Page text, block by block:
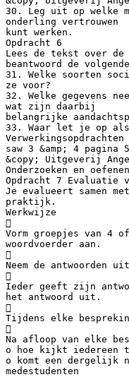
30. Leg uit op welke
onderling vertrouwen
kunt werken.
Opdracht 6
Lees de tekst over
beantwoord de
31. Welke soorten
ze voor?
32. Welke gegevens
wat zijn daarbij
belangrijke
33. Waar let je op
saw 3 &amp; 4 pagina 5
&copy; Uitgeverij
Onderzoeken en oefenen
Opdracht 7 Evaluatie
Je evalueert samen
praktijk.
Werkwijze

Vorm groepjes van 4
woordvoerder aan.

Neem de antwoorden

Ieder geeft zijn
het antwoord uit.

Tijdens elke

Na afloop van elke
o hoe kijkt iedereen
o komt een dergelijk
medestudenten